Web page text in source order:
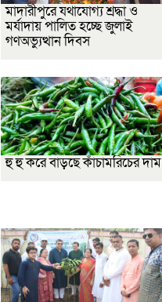
মাদারীপুরে যথাযোগ্য শ্রদ্ধা ও
মর্যাদায় পালিত হচ্ছে জুলাই
গণঅভ্যুত্থান দিবস
হু হু করে বাড়ছে কাঁচামরিচের দাম